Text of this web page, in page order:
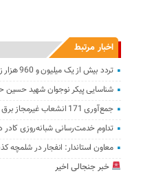
اخبار مرتبط
تردد بیش از یک میلیون و 960 هزار زائر از مرزهای خوزستان
شناسایی پیکر نوجوان شهید حسین
جمع‌آوری 171 انشعاب غیرمجاز برق در مانور «مهتاب» اهواز
تداوم خدمت‌رسانی شبانه‌روزی کادر
معاون استاندار: انفجار در شلمچه
خبر جنجالی اخیر